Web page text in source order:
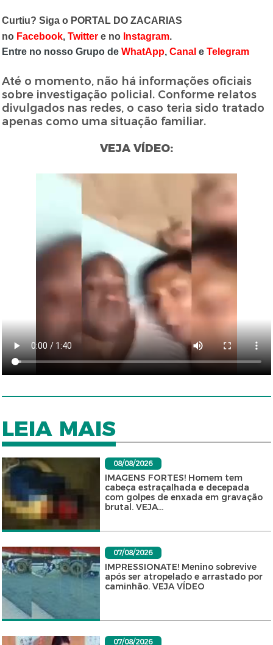
Curtiu? Siga o PORTAL DO ZACARIAS
no Facebook,Twitter e no Instagram.
Entre no nosso Grupo deWhatApp,Canal eTelegram
Até o momento, não há informações oficiais
sobre investigação policial. Conforme relatos
divulgados nas redes, o caso teria sido tratado
apenas como uma situação familiar.
VEJA VÍDEO:
LEIA MAIS
08/08/2026
IMAGENS FORTES! Homem tem
cabeça estraçalhada e decepada
com golpes de enxada em gravação
brutal. VEJA...
07/08/2026
IMPRESSIONATE! Menino sobrevive
após ser atropelado e arrastado por
caminhão. VEJA VÍDEO
07/08/2026